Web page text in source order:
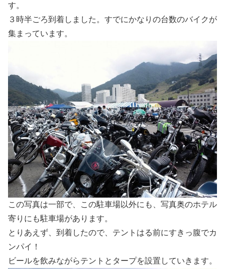
す。
３時半ごろ到着しました。すでにかなりの台数のバイクが
集まっています。
この写真は一部で、この駐車場以外にも、写真奥のホテル
寄りにも駐車場があります。
とりあえず、到着したので、テントはる前にすきっ腹でカ
ンパイ！
ビールを飲みながらテントとタープを設置していきます。